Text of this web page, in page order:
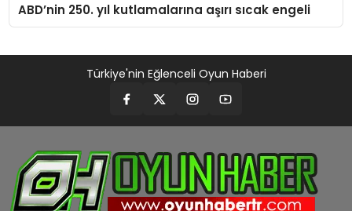
ABD’nin 250. yıl kutlamalarına aşırı sıcak engeli
Türkiye'nin Eğlenceli Oyun Haberi